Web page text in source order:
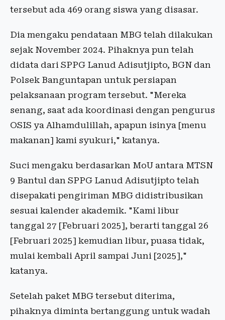
tersebut ada 469 orang siswa yang disasar.
Dia mengaku pendataan MBG telah dilakukan
sejak November 2024. Pihaknya pun telah
didata dari SPPG Lanud Adisutjipto, BGN dan
Polsek Banguntapan untuk persiapan
pelaksanaan program tersebut. "Mereka
senang, saat ada koordinasi dengan pengurus
OSIS ya Alhamdulillah, apapun isinya [menu
makanan] kami syukuri," katanya.
Suci mengaku berdasarkan MoU antara MTSN
9 Bantul dan SPPG Lanud Adisutjipto telah
disepakati pengiriman MBG didistribusikan
sesuai kalender akademik. "Kami libur
tanggal 27 [Februari 2025], berarti tanggal 26
[Februari 2025] kemudian libur, puasa tidak,
mulai kembali April sampai Juni [2025],"
katanya.
Setelah paket MBG tersebut diterima,
pihaknya diminta bertanggung untuk wadah